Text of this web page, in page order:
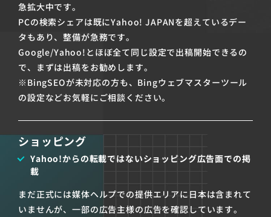
急拡大中です。
PCの検索シェアは既にYahoo! JAPANを超えているデー
タもあり、整備が急務です。
Google/Yahoo!とほぼ全て同じ設定で出稿開始できるの
で、まずは出稿をお勧めします。
※BingSEOが未対応の方も、Bingウェブマスターツール
の設定などお気軽にご相談ください。
ショッピング
Yahoo!からの転載ではないショッピング広告面での掲
載
まだ正式には媒体ヘルプでの提供エリアに日本は含まれて
いませんが、一部の広告主様の広告を確認しています。